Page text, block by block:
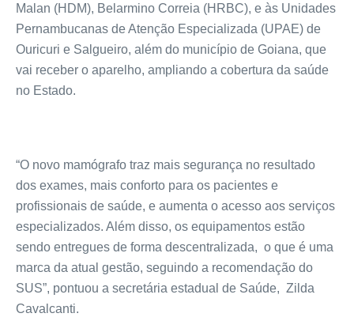
Malan (HDM), Belarmino Correia (HRBC), e às Unidades
Pernambucanas de Atenção Especializada (UPAE) de
Ouricuri e Salgueiro, além do município de Goiana, que
vai receber o aparelho, ampliando a cobertura da saúde
no Estado.
“O novo mamógrafo traz mais segurança no resultado
dos exames, mais conforto para os pacientes e
profissionais de saúde, e aumenta o acesso aos serviços
especializados. Além disso, os equipamentos estão
sendo entregues de forma descentralizada, o que é uma
marca da atual gestão, seguindo a recomendação do
SUS”, pontuou a secretária estadual de Saúde, Zilda
Cavalcanti.